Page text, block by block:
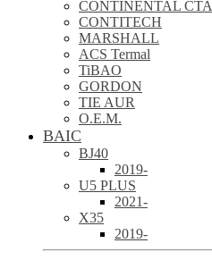
CONTINENTAL
CONTITECH
MARSHALL
ACS Termal
TiBAO
GORDON
TIE AUR
O.E.M.
BAIC
BJ40
2019-
U5 PLUS
2021-
X35
2019-